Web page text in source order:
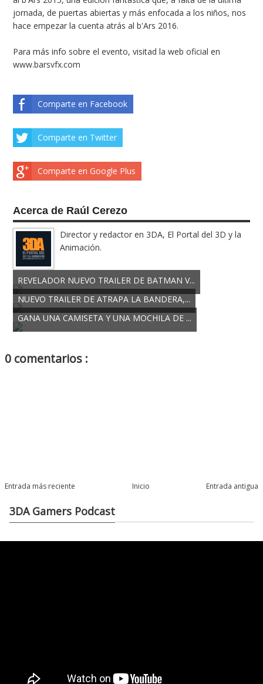
jornada, de puertas abiertas y más enfocada a los niños, nos
hace empezar la cuenta atrás al b'Ars 2016.
Para más info sobre el evento, visitad la web oficial en
www.barsvfx.com
Comparte en Facebook
Comparte en Twitter
Comparte en Google Plus
Acerca de Raúl Cerezo
Director y redactor en 3DA, El Portal del 3D y la
Animación.
REVELADOR NUEVO TRAILER DE BATMAN V...
NUEVO TRAILER DE ATRAPA LA BANDERA,...
GANA UNA CAMISETA Y UNA MOCHILA DE ...
0 comentarios :
Entrada más reciente Entrada antigua
Inicio
3DA Gamers Podcast